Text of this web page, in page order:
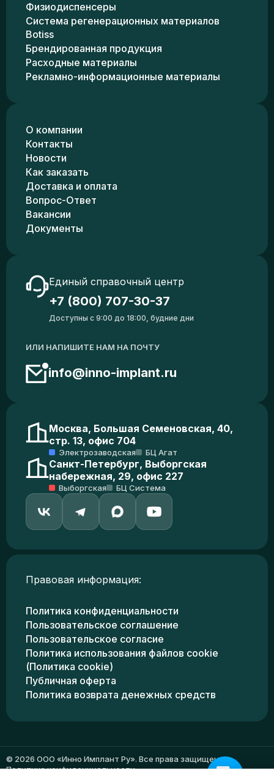
Физиодиспенсеры
Система регенерационных материалов
Botiss
Брендированная продукция
Расходные материалы
Рекламно-информационные материалы
О компании
Контакты
Новости
Как заказать
Доставка и оплата
Вопрос-Ответ
Вакансии
Документы
Единый справочный центр
+7 (800) 707-30-37
Доступны с 9:00 до 18:00, будние дни
ИЛИ НАПИШИТЕ НАМ НА ПОЧТУ
info@inno-implant.ru
Москва, Большая Семеновская, 40,
стр. 13, офис 704
Электрозаводская БЦ Агат
Санкт-Петербург, Выборгская
набережная, 29, офис 227
Выборгская БЦ Система
Правовая информация:
Политика конфиденциальности
Пользовательское соглашение
Пользовательское согласие
Политика использования файлов cookie
(Политика cookie)
Публичная оферта
Политика возврата денежных средств
© 2026 ООО «Инно Имплант Ру». Все права защищены.
Политика конфиденциальности